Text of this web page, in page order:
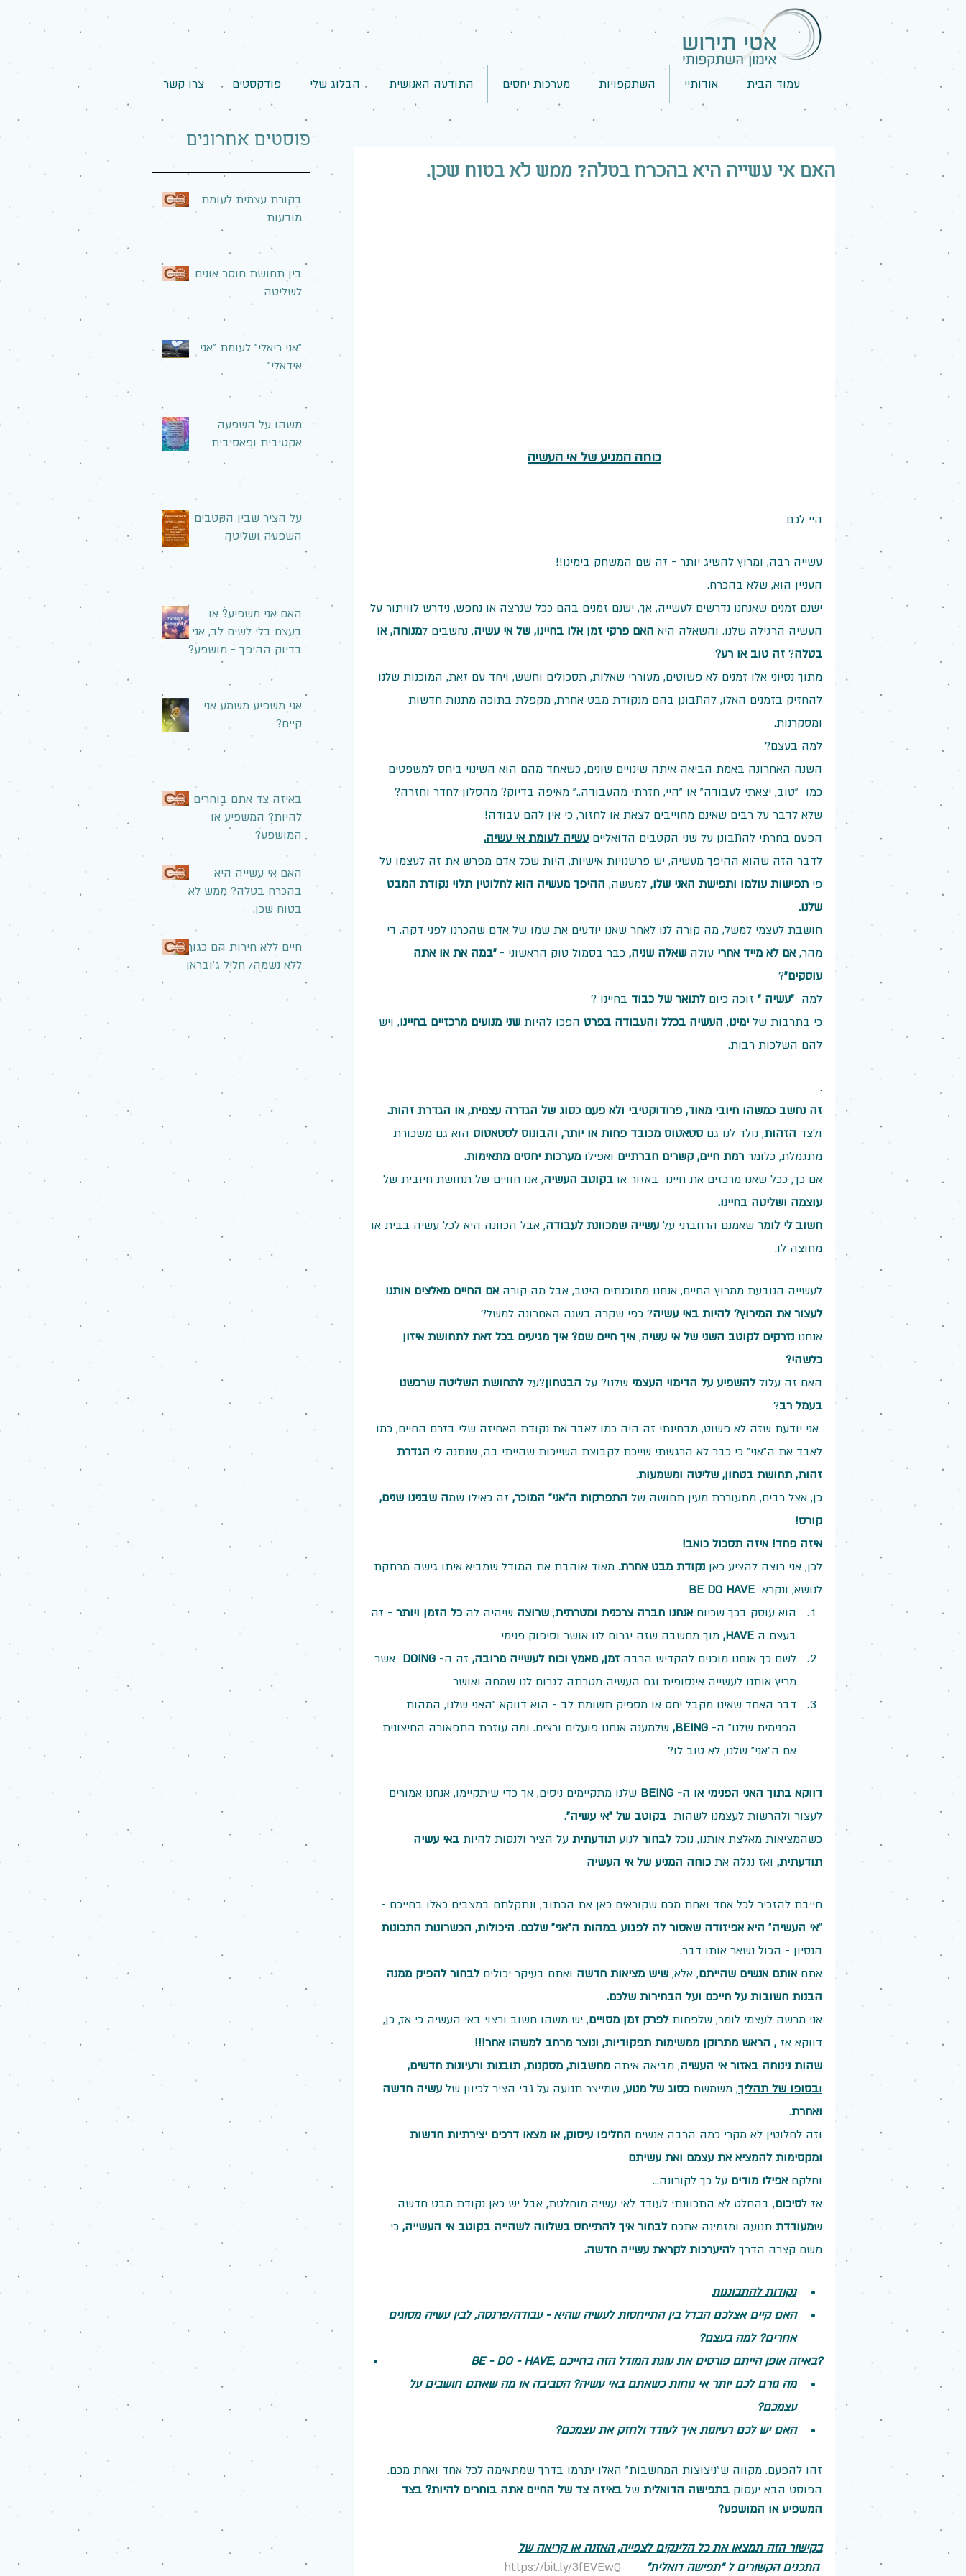
עמוד הבית אודותיי השתקפויות מערכות יחסים התודעה האנושית הבלוג שלי פודקסטים צרו קשר
פוסטים אחרונים
בקורת עצמית לעומת
מודעות
בין תחושת חוסר אונים
לשליטה
"אני ריאלי" לעומת "אני
אידאלי"
משהו על השפעה
אקטיבית ופאסיבית
על הציר שבין הקטבים
השפעה ושליטה
האם אני משפיע? או
בעצם בלי לשים לב, אני
בדיוק ההיפך - מושפע?
אני משפיע משמע אני
קיים?
באיזה צד אתם בוחרים
להיות? המשפיע או
המושפע?
האם אי עשייה היא
בהכרח בטלה? ממש לא
בטוח שכן.
חיים ללא חירות הם כגוף
ללא נשמה/ חליל ג'ובראן
האם אי עשייה היא בהכרח בטלה? ממש לא בטוח שכן.
כוחה המניע של אי העשיה
היי לכם
עשייה רבה, ומרוץ להשיג יותר - זה שם המשחק בימינו!!
העניין הוא, שלא בהכרח.
ישנם זמנים שאנחנו נדרשים לעשייה, אך, ישנם זמנים בהם ככל שנרצה או נחפש, נידרש לוויתור על
העשיה הרגילה שלנו. והשאלה היא האם פרקי זמן אלו בחיינו, של אי עשיה, נחשבים למנוחה, או
בטלה? זה טוב או רע?
מתוך נסיוני אלו זמנים לא פשוטים, מעוררי שאלות, תסכולים וחשש, ויחד עם זאת, המוכנות שלנו
להחזיק בזמנים האלו, להתבונן בהם מנקודת מבט אחרת, מקפלת בתוכה מתנות חדשות
ומסקרנות.
למה בעצם?
השנה האחרונה באמת הביאה איתה שינויים שונים, כשאחד מהם הוא השינוי ביחס למשפטים
כמו  "טוב, יצאתי לעבודה" או "היי, חזרתי מהעבודה.." מאיפה בדיוק? מהסלון לחדר וחזרה?
שלא לדבר על רבים שאינם מחוייבים לצאת או לחזור, כי אין להם עבודה!
הפעם בחרתי להתבונן על שני הקטבים הדואליים עשיה לעומת אי עשיה.
לדבר הזה שהוא ההיפך מעשיה, יש פרשנויות אישיות, היות שכל אדם מפרש את זה לעצמו על
פי תפישות עולמו ותפישת האני שלו, למעשה, ההיפך מעשיה הוא לחלוטין תלוי נקודת המבט
שלנו.
חושבת לעצמי למשל, מה קורה לנו לאחר שאנו יודעים את שמו של אדם שהכרנו לפני דקה. די
מהר, אם לא מייד אחרי עולה שאלה שניה, כבר בסמול טוק הראשוני - "במה את או אתה
עוסקים"?
למה "עשיה " זוכה כיום לתואר של כבוד בחיינו ?
כי בתרבות של ימינו, העשיה בכלל והעבודה בפרט הפכו להיות שני מנועים מרכזיים בחיינו, ויש
להם השלכות רבות.
.
זה נחשב כמשהו חיובי מאוד, פרודוקטיבי ולא פעם כסוג של הגדרה עצמית, או הגדרת זהות.
ולצד הזהות, נולד לנו גם סטאטוס מכובד פחות או יותר, והבונוס לסטאטוס הוא גם משכורת
מתגמלת, כלומר רמת חיים, קשרים חברתיים ואפילו מערכות יחסים מתאימות.
אם כך, ככל שאנו מרכזים את חיינו  באזור או בקוטב העשיה, אנו חוויים של תחושת חיובית של
עוצמה ושליטה בחיינו.
חשוב לי לומר שאמנם הרחבתי על עשייה שמכוונת לעבודה, אבל הכוונה היא לכל עשיה בבית או
מחוצה לו.
לעשייה הנובעת ממרוץ החיים, אנחנו מתוכנתים היטב, אבל מה קורה אם החיים מאלצים אותנו
לעצור את המירוץ? להיות באי עשיה? כפי שקרה בשנה האחרונה למשל?
אנחנו נזרקים לקוטב השני של אי עשיה, איך חיים שם? איך מגיעים בכל זאת לתחושת איזון
כלשהי?
האם זה עלול להשפיע על הדימוי העצמי שלנו? על הבטחון?על לתחושת השליטה שרכשנו
בעמל רב?
אני יודעת שזה לא פשוט, מבחינתי זה היה כמו לאבד את נקודת האחיזה שלי בזרם החיים, כמו
לאבד את ה"אני" כי כבר לא הרגשתי שייכת לקבוצת השייכות שהייתי בה, שנתנה לי הגדרת
זהות, תחושת בטחון, שליטה ומשמעות.
כן, אצל רבים, מתעוררת מעין תחושה של התפרקות ה"אני" המוכר, זה כאילו שמה שבנינו שנים,
קורס!
איזה פחד! איזה תסכול כואב!
לכן, אני רוצה להציע כאן נקודת מבט אחרת. מאוד אוהבת את המודל שמביא איתו גישה מרתקת
לנושא, ונקרא BE DO HAVE
הוא עוסק בכך שכיום אנחנו חברה צרכנית ומטרתית, שרוצה שיהיה לה כל הזמן ויותר - זה
בעצם ה
מוך מחשבה שזה יגרום לנו אושר וסיפוק פנימי
לשם כך אנחנו מוכנים להקדיש הרבה זמן, מאמץ וכוח לעשייה מרובה, זה ה- DOING אשר
מריץ אותנו לעשייה אינסופית וגם העשיה מטרתה לגרום לנו שמחה ואושר
דבר האחד שאינו מקבל יחס או מספיק תשומת לב - הוא דווקא "האני שלנו, המהות
הפנימית שלנו" ה- BEING, שלמענה אנחנו פועלים ורצים. ומה עוזרת התפאורה החיצונית
אם ה"אני" שלנו, לא טוב לו?
דווקא בתוך האני הפנימי או ה- BEING
שלנו מתקיימים ניסים, אך כדי שיתקיימו, אנחנו אמורים
לעצור ולהרשות לעצמנו לשהות בקוטב של "אי עשיה".
כשהמציאות מאלצת אותנו, נוכל לבחור לנוע תודעתית על הציר ולנסות להיות באי עשיה
תודעתית, ואז נגלה את כוחה המניע של אי העשיה
חייבת להזכיר לכל אחד ואחת מכם שקוראים כאן את הכתוב, ונתקלתם במצבים כאלו בחייכם -
"אי העשיה" היא אפיזודה שאסור לה לפגוע במהות ה"אני" שלכם. היכולות, הכשרונות התכונות
הנסיון - הכול נשאר אותו דבר.
אתם אותם אנשים שהייתם, אלא, שיש מציאות חדשה ואתם בעיקר יכולים לבחור להפיק ממנה
הבנות חשובות על חייכם ועל הבחירות שלכם.
אני מרשה לעצמי לומר, שלפחות לפרק זמן מסויים, יש משהו חשוב ורצוי באי העשיה כי אז, כן,
דווקא אז , הראש מתרוקן ממשימות תפקודיות, ונוצר מרחב למשהו אחר!!!
שהות נינוחה באזור אי העשיה, מביאה איתה מחשבות, מסקנות, תובנות ורעיונות חדשים,
ובסופו של תהליך, משמשת כסוג של מנוע, שמייצר תנועה על גבי הציר לכיוון של עשיה חדשה
ואחרת.
וזה לחלוטין לא מקרי כמה הרבה אנשים החליפו עיסוק, או מצאו דרכים יצירתיות חדשות
ומקסימות להמציא את עצמם ואת עשיתם
וחלקם אפילו מודים על כך לקורונה...
אז לסיכום, בהחלט לא התכוונתי לעודד לאי עשיה מוחלטת, אבל יש כאן נקודת מבט חדשה
שמעודדת תנועה ומזמינה אתכם לבחור איך להתייחס בשלווה לשהייה בקוטב אי העשייה, כי
משם קצרה הדרך להיערכות לקראת עשייה חדשה.
נקודות להתבוננות
האם קיים אצלכם הבדל בין התייחסות לעשיה שהיא - עבודה/פרנסה, לבין עשיה מסוגים
אחרים? למה בעצם?
BE - DO - HAVE, באיזה אופן הייתם פורסים את עוגת המודל הזה בחייכם?
מה גורם לכם יותר אי נוחות כשאתם באי עשיה? הסביבה או מה שאתם חושבים על
עצמכם?
האם יש לכם רעיונות איך לעודד ולחזק את עצמכם?
זהו להפעם. מקווה ש"ניצוצות המחשבות" האלו יתרמו בדרך שמתאימה לכל אחד ואחת מכם.
הפוסט הבא יעסוק בתפישה הדואלית של באיזה צד של החיים אתה בוחרים להיות? בצד
המשפיע או המושפע?
בקישור הזה תמצאו את כל הלינקים לצפייה, האזנה או קריאה של
התכנים הקשורים ל "תפישה דואלית"
https://bit.ly/3fEVEwQ